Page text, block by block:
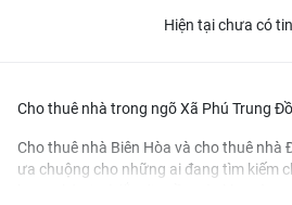
Hiện tại chưa có
Cho thuê nhà trong ngõ Xã Phú Trung
Cho thuê nhà Biên Hòa và cho thuê nhà
ưa chuộng cho những ai đang tìm kiếm